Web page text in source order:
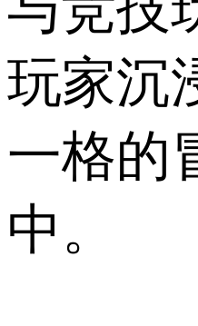
玩家沉
一格的
中。